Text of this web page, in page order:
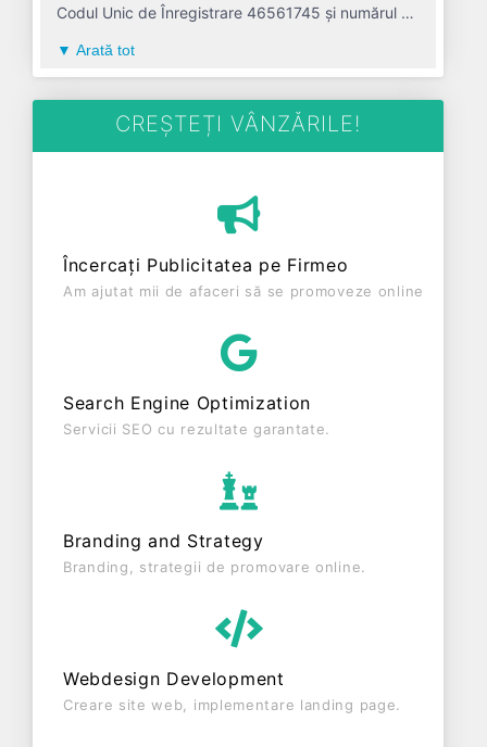
Codul Unic de Înregistrare 46561745 și numărul de
avand codul 7112. Cu sediul social poziționat în
zona de Centru a țării, în judetul ALBA, compania
profil. MICHEL DMM APUSENI S.R.L. a fost fondată
în anul 2022, având o vechime de 4 ani. Conform
0 RON și o cifră de afaceri de 4.000 RON,
gestionând operațiunile cu un număr mediu de 2
APUSENI S.R.L. este o entitate activa din punct de
vedere fiscal si are status: FUNCTIUNE. Societatea
nu este plătitoare de TVA.
Arată tot
CREȘTEȚI VÂNZĂRILE!
Încercați Publicitatea pe Firmeo
Am ajutat mii de afaceri să se promoveze online
Search Engine Optimization
Servicii SEO cu rezultate garantate.
Branding and Strategy
Branding, strategii de promovare online.
Webdesign Development
Creare site web, implementare landing page.